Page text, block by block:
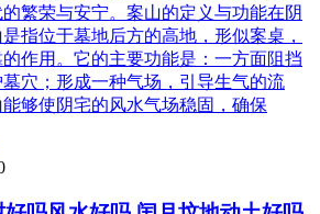
繁荣与安宁。案山的定义与功能在阴
指位于墓地后方的高地，形似案桌，
作用。它的主要功能是：一方面阻挡
穴；形成一种气场，引导生气的流
够使阴宅的风水气场稳固，确保